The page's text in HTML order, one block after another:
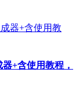
+含使用教程，